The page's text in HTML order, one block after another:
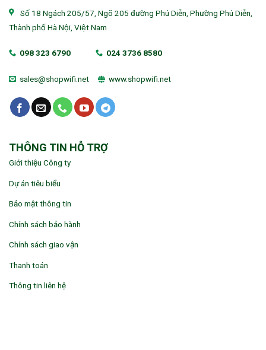
Số 18 Ngách 205/57, Ngõ 205 đường Phú Diễn, Phường Phú Diễn,
Thành phố Hà Nội, Việt Nam
098 323 6790 024 3736 8580
sales@shopwifi.net www.shopwifi.net
THÔNG TIN HỖ TRỢ
Giới thiệu Công ty
Dự án tiêu biểu
Bảo mật thông tin
Chính sách bảo hành
Chính sách giao vận
Thanh toán
Thông tin liên hệ